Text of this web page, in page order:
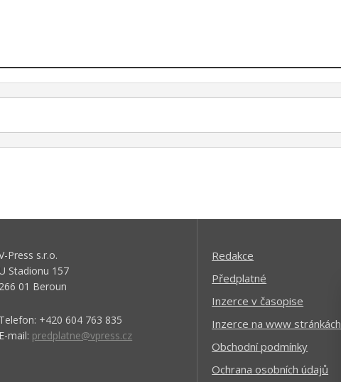
Press s.r.o.
Stadionu 157
266 01 Beroun
Telefon: +420 604 763 835
E-mail: predplatne@vpress.cz
Redakce
Předplatné
Inzerce v časopise
Inzerce na www stránkách
Obchodní podmínky
Ochrana osobních údajů